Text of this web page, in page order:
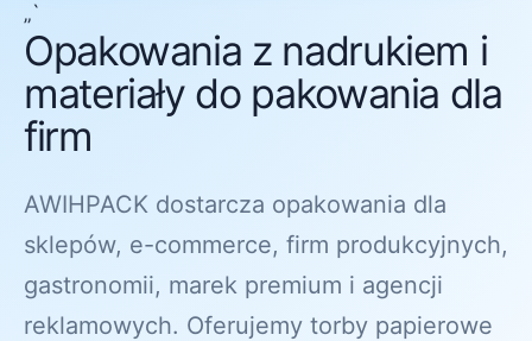
„`
Opakowania z nadrukiem i
materiały do pakowania dla
firm
AWIHPACK dostarcza opakowania dla
sklepów, e-commerce, firm produkcyjnych,
gastronomii, marek premium i agencji
reklamowych. Oferujemy torby papierowe